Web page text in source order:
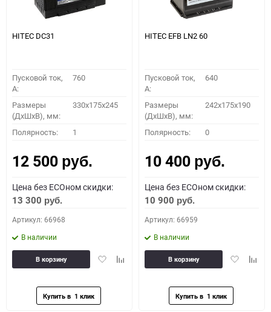
HITEC DС31
Пусковой ток,
A:
760
Размеры
(ДхШхВ), мм:
330x175x245
Полярность: 1
12 500 руб.
Цена без ECOном скидки:
13 300 руб.
Артикул: 66968
В наличии
ДобавитьДобавить
В корзину
HITEC EFB LN2 60
Пусковой ток,
A:
640
Размеры
(ДхШхВ), мм:
242x175x190
Полярность: 0
10 400 руб.
Цена без ECOном скидки:
10 900 руб.
Артикул: 66959
В наличии
Добавить
В корзину